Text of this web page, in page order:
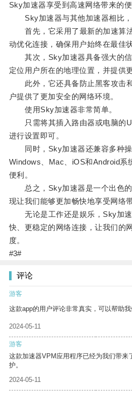
Sky加速器享受到高速网络带来的便
Sky加速器与其他加速器相比，
首先，它采用了最新的加速算法
动优化连接，确保用户始终在最佳
其次，Sky加速器具备强大的信
定位用户所在的地理位置，并提供
此外，它还具备防止黑客攻击
户提供了更加安全的网络环境。
使用Sky加速器非常简单。
只需将其插入路由器或电脑的
进行设置即可。
同时，Sky加速器还兼容多种操
Windows、Mac、iOS和Android系
便利。
总之，Sky加速器是一个出色的
现让我们能够更加畅快地享受网络
无论是工作还是娱乐，Sky加速
快、更稳定的网络连接，让我们的
度。
#3#
评论
游客
这款app的用户评论非常真实，可以帮助我
2024-05-11
游客
这款加速器VPM应用程序已经为我们带来
护。
2024-05-11